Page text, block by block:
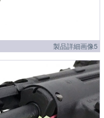
製品詳細画像5